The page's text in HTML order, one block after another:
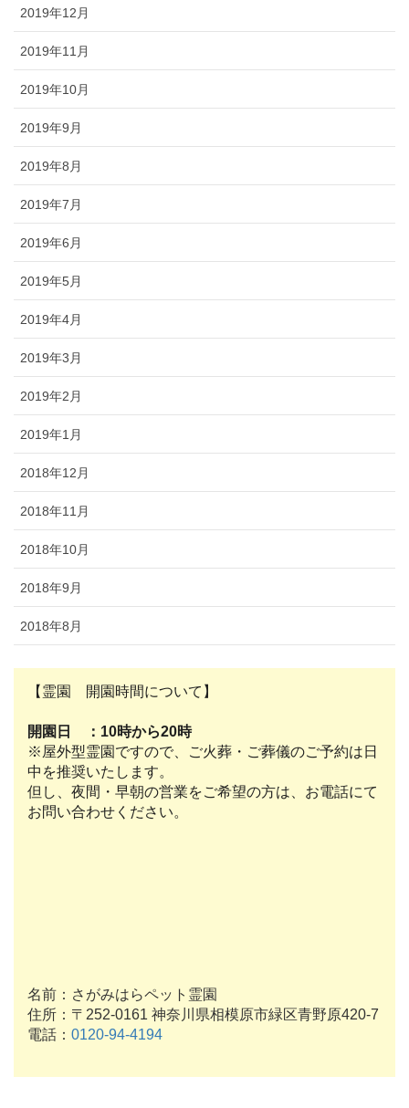
2019年12月
2019年11月
2019年10月
2019年9月
2019年8月
2019年7月
2019年6月
2019年5月
2019年4月
2019年3月
2019年2月
2019年1月
2018年12月
2018年11月
2018年10月
2018年9月
2018年8月
【霊園 開園時間について】
開園日 ：10時から20時
※屋外型霊園ですので、ご火葬・ご葬儀のご予約は日
中を推奨いたします。
但し、夜間・早朝の営業をご希望の方は、お電話にて
お問い合わせください。
名前：さがみはらペット霊園
住所：〒252-0161 神奈川県相模原市緑区青野原420-7
電話： 0120-94-4194